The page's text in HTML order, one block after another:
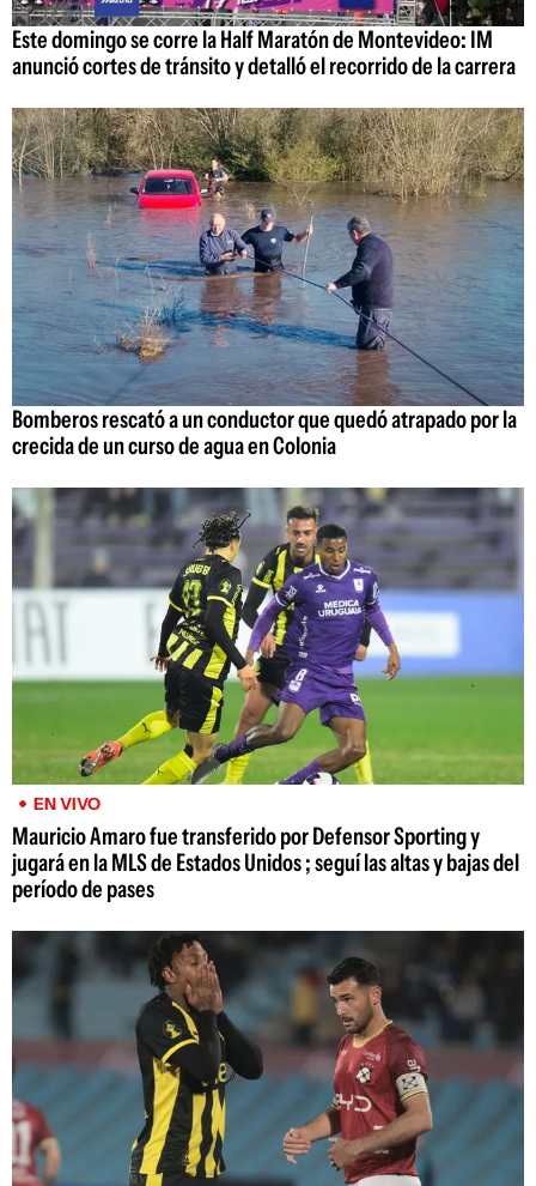
Este domingo se corre la Half Maratón de Montevideo: IM
anunció cortes de tránsito y detalló el recorrido de la carrera
Bomberos rescató a un conductor que quedó atrapado por la
crecida de un curso de agua en Colonia
EN VIVO
Mauricio Amaro fue transferido por Defensor Sporting y
jugará en la MLS de Estados Unidos ; seguí las altas y bajas del
período de pases